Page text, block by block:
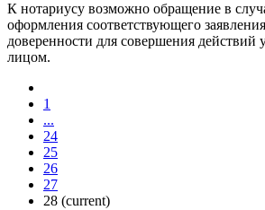
К нотариусу возможно обращение в
оформления соответствующего
доверенности для совершения
лицом.
1
...
24
25
26
27
28 (current)